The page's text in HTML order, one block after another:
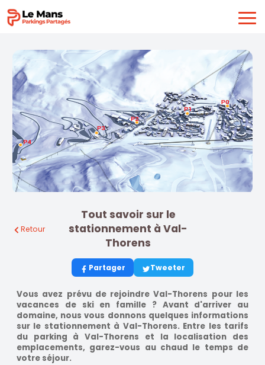
Retour
Tout savoir sur le
stationnement à Val-
Thorens
Partager Tweeter
Vous avez prévu de rejoindre Val-Thorens pour les
vacances de ski en famille ? Avant d'arriver au
domaine, nous vous donnons quelques informations
sur le stationnement à Val-Thorens. Entre les tarifs
du parking à Val-Thorens et la localisation des
emplacements, garez-vous au chaud le temps de
votre séjour.